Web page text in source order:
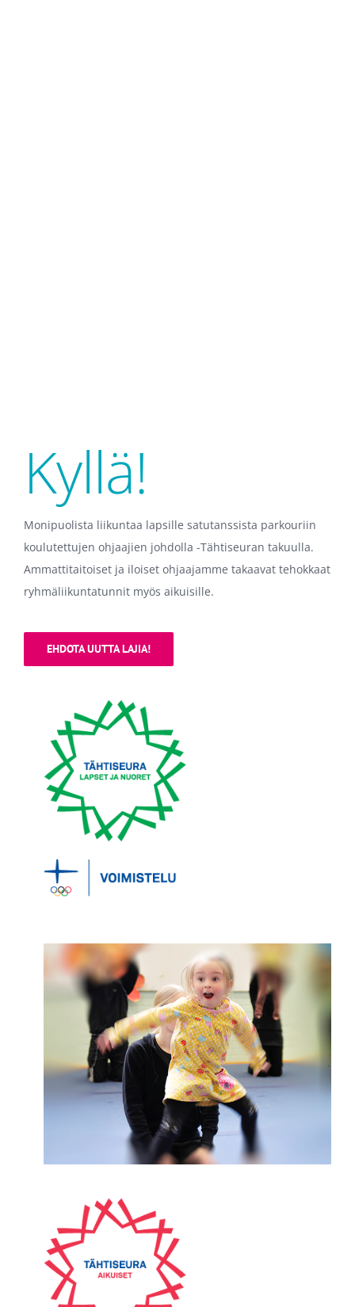
Kyllä!
Monipuolista liikuntaa lapsille satutanssista parkouriin
koulutettujen ohjaajien johdolla -Tähtiseuran takuulla.
Ammattitaitoiset ja iloiset ohjaajamme takaavat tehokkaat
ryhmäliikuntatunnit myös aikuisille.
EHDOTA UUTTA LAJIA!